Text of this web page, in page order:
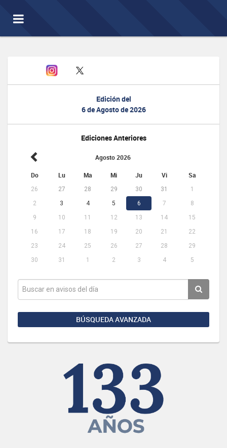
Toggle
navigation
Edición del
6 de Agosto de 2026
Ediciones Anteriores
Agosto 2026
Do Lu Ma Mi Ju Vi Sa
26 27 28 29 30 31
1
2
3 4 5 6 7
8
9
10 11 12 13 14
15
16
17 18 19 20 21
22
23
24 25 26 27 28
29
30
31 1 2 3 4 5
BÚSQUEDA AVANZADA